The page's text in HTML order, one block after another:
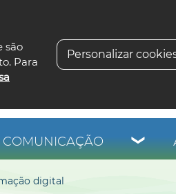
são
Para
Personalizar
COMUNICAÇÃO
digital